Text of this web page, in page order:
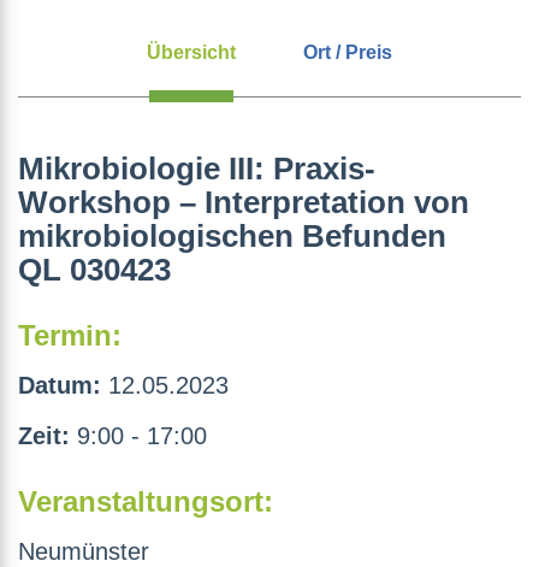
Übersicht Ort / Preis
Mikrobiologie III: Praxis-
Workshop – Interpretation von
mikrobiologischen Befunden
QL 030423
Termin:
Datum: 12.05.2023
Zeit: 9:00 - 17:00
Veranstaltungsort:
Neumünster